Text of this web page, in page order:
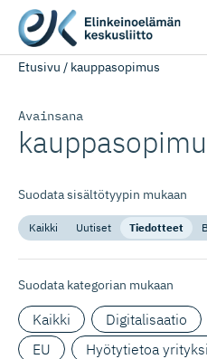
Etusivu / kauppasopimus
Avainsana
Suodata sisältötyypin mukaan
Kaikki Uutiset Tiedotteet
Suodata kategorian mukaan
Kaikki Digitalisaatio
EU
Hyötytietoa